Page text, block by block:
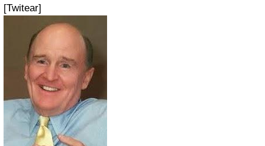
[Twitear]